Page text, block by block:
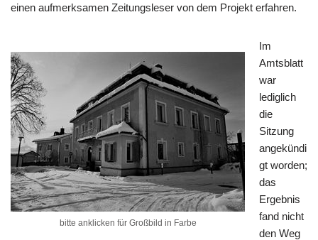
einen aufmerksamen Zeitungsleser von dem Projekt erfahren.
bitte anklicken für Großbild in Farbe
Im
Amtsblatt
war
lediglich
die
Sitzung
angekündi
gt worden;
das
Ergebnis
fand nicht
den Weg